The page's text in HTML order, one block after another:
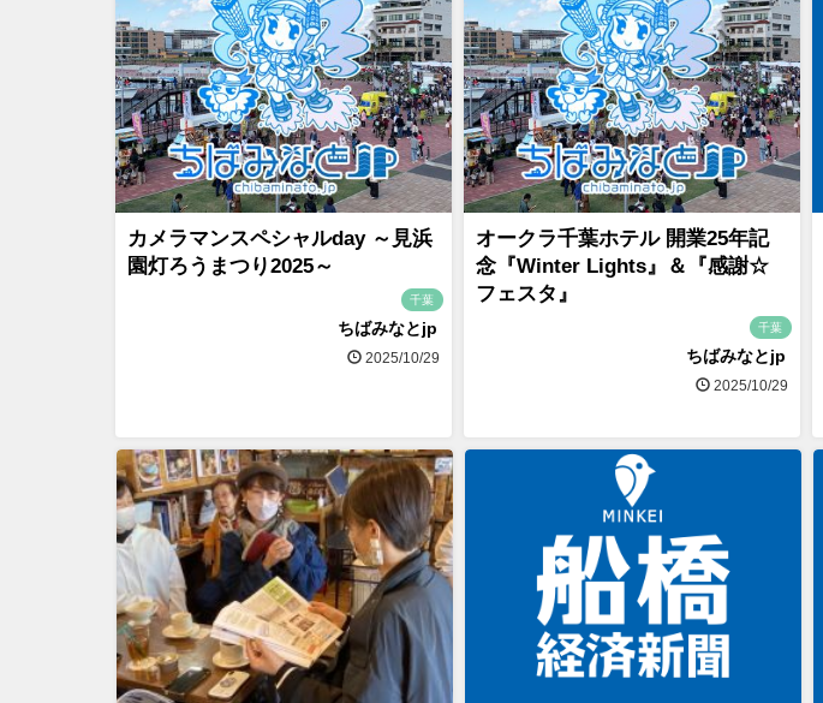
カメラマンスペシャルday ～見浜
園灯ろうまつり2025～
千葉
ちばみなとjp
2025/10/29
オークラ千葉ホテル 開業25年記
念『Winter Lights』＆『感謝☆
フェスタ』
千葉
ちばみなとjp
2025/10/29